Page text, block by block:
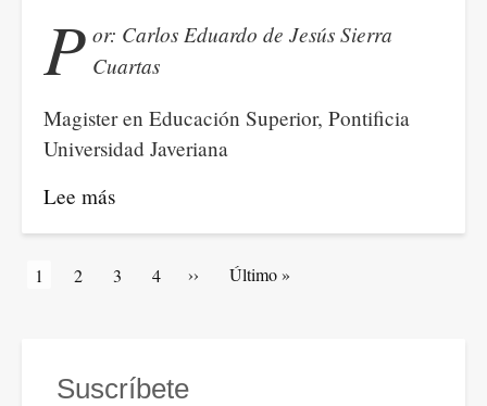
DE
CIVILIZACIÓN
P or: Carlos Eduardo de Jesús Sierra
Cuartas
Magister en Educación Superior, Pontificia
Universidad Javeriana
Lee más
CHERNOBYL:
DOMINANTE
Paginación
Página
1
Artículos
2
Artículos
3
Artículos
4
Siguiente
››
Última
Último »
Suscríbete